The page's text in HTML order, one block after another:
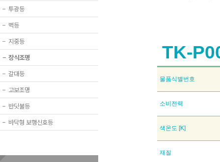
− 투광등
− 벽등
− 지중등
− 장식조명
− 갈대등
− 고보조명
− 반딧불등
− 바닥형 보행신호등
TK-
물품식별번호
소비전력
색온도 [K]
재질